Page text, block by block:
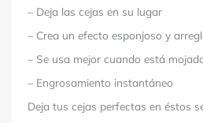
– Deja las cejas en su lugar
– Crea un efecto esponjoso y
– Se usa mejor cuando está
– Engrosamiento instantáneo
Deja tus cejas perfectas en éstos